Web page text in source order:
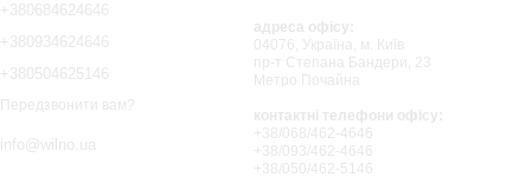
+380684624646
+380934624646
+380504625146
Передзвонити вам?
info@wilno.ua
адреса офісу:
04076, Україна, м. Київ
пр-т Степана Бандери, 23
Метро Почайна
контактні телефони офісу:
+38/068/462-4646
+38/093/462-4646
+38/050/462-5146